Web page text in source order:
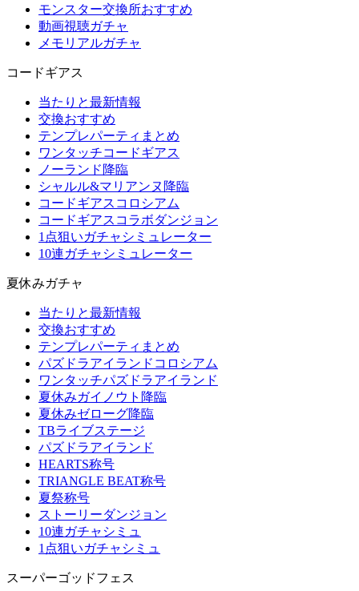
モンスター交換所おすすめ
動画視聴ガチャ
メモリアルガチャ
コードギアス
当たりと最新情報
交換おすすめ
テンプレパーティまとめ
ワンタッチコードギアス
ノーランド降臨
シャルル&マリアンヌ降臨
コードギアスコロシアム
コードギアスコラボダンジョン
1点狙いガチャシミュレーター
10連ガチャシミュレーター
夏休みガチャ
当たりと最新情報
交換おすすめ
テンプレパーティまとめ
パズドラアイランドコロシアム
ワンタッチパズドラアイランド
夏休みガイノウト降臨
夏休みゼローグ降臨
TBライブステージ
パズドラアイランド
HEARTS称号
TRIANGLE BEAT称号
夏祭称号
ストーリーダンジョン
10連ガチャシミュ
1点狙いガチャシミュ
スーパーゴッドフェス